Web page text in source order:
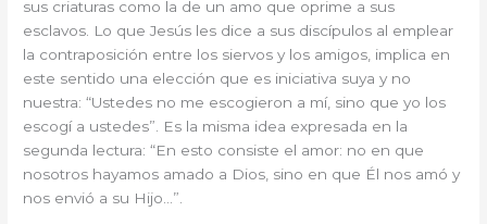
sus criaturas como la de un amo que oprime a sus
esclavos. Lo que Jesús les dice a sus discípulos al emplear
la contraposición entre los siervos y los amigos, implica en
este sentido una elección que es iniciativa suya y no
nuestra: “Ustedes no me escogieron a mí, sino que yo los
escogí a ustedes”. Es la misma idea expresada en la
segunda lectura: “En esto consiste el amor: no en que
nosotros hayamos amado a Dios, sino en que Él nos amó y
nos envió a su Hijo…”.